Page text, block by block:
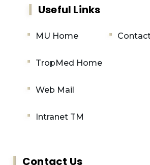
Useful Links
MU Home
TropMed Home
Web Mail
Intranet TM
Contact Us